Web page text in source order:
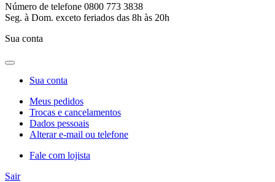
Número de telefone 0800 773 3838
Seg. à Dom. exceto feriados das 8h às 20h
Sua conta
Sua conta
Meus pedidos
Trocas e cancelamentos
Dados pessoais
Alterar e-mail ou telefone
Fale com lojista
Sair